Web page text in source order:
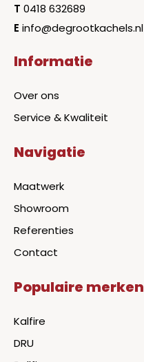
T 0418 632689
E info@degrootkachels.nl
Informatie
Over ons
Service & Kwaliteit
Navigatie
Maatwerk
Showroom
Referenties
Contact
Populaire merken
Kalfire
DRU